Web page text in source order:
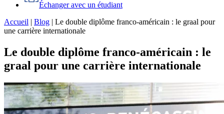
Échanger avec un étudiant
Accueil | Blog | Le double diplôme franco-américain : le graal pour
une carrière internationale
Le double diplôme franco-américain : le
graal pour une carrière internationale